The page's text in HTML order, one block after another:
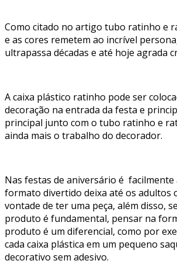
Como citado no artigo tubo ratinho e
e as cores remetem ao incrível
ultrapassa décadas e até hoje agrada
A caixa plástico ratinho pode ser
decoração na entrada da festa e
principal junto com o tubo ratinho e
ainda mais o trabalho do decorador.
Nas festas de aniversário é facilmente
formato divertido deixa até os adultos
vontade de ter uma peça, além disso,
produto é fundamental, pensar na
produto é um diferencial, como por
cada caixa plástica em um pequeno
decorativo sem adesivo.